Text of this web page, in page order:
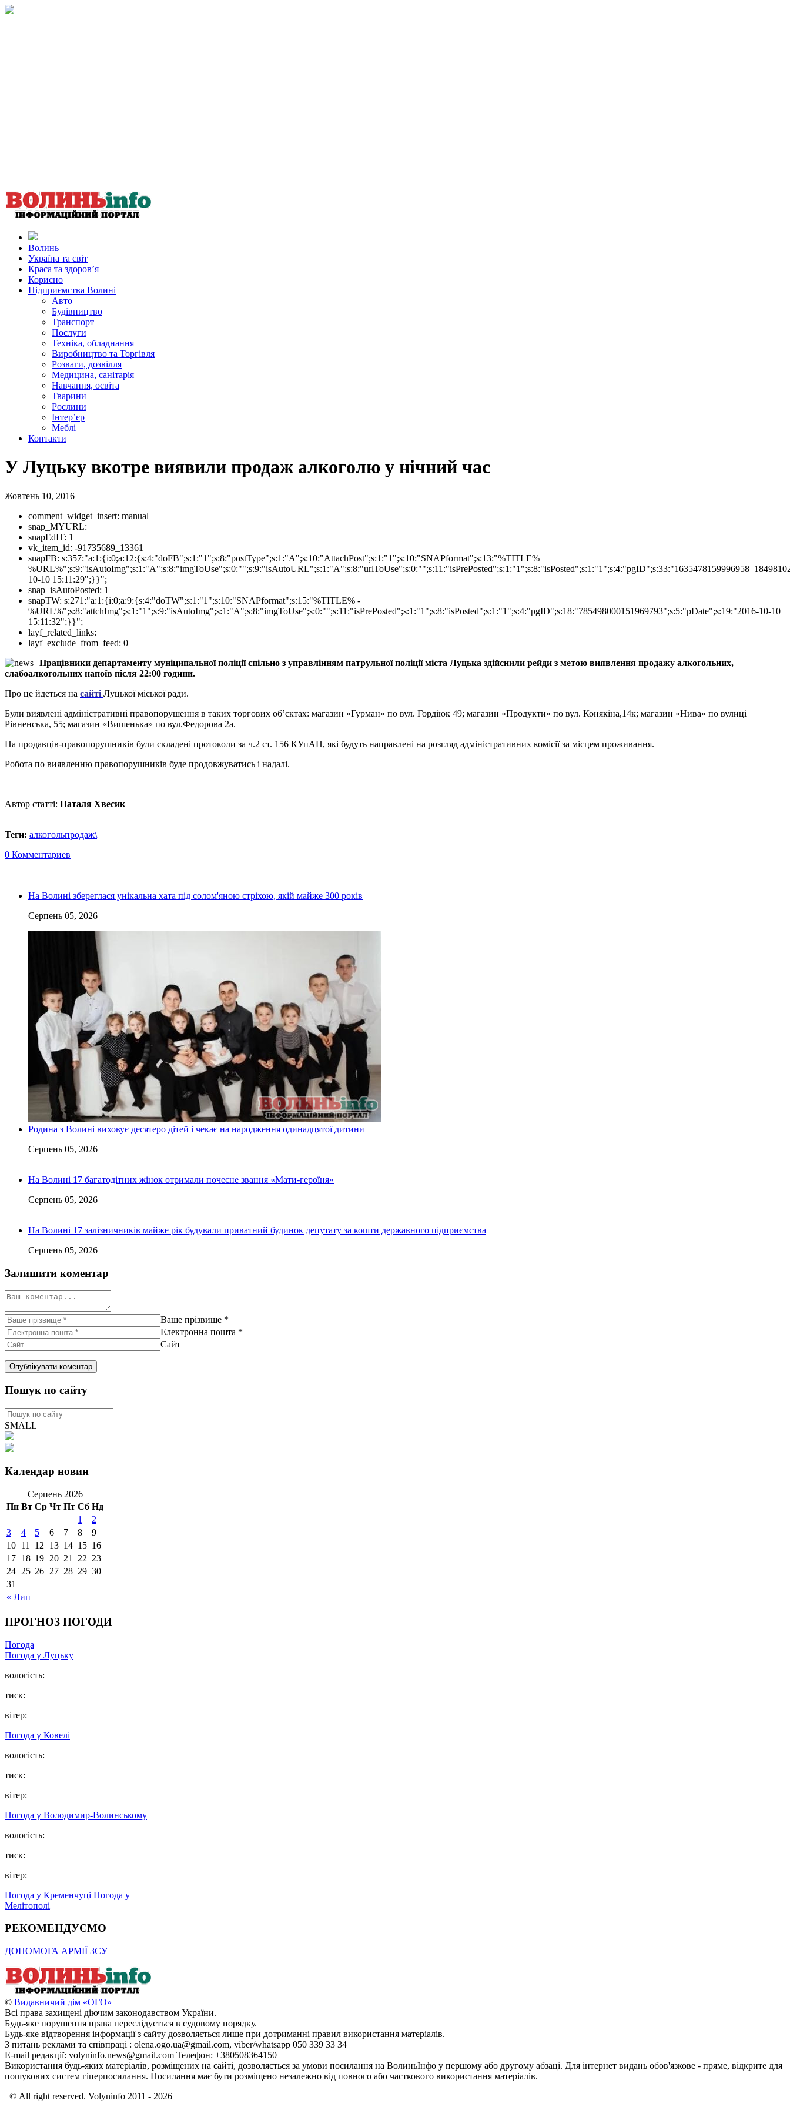
Волинь
Україна та світ
Краса та здоров’я
Корисно
Підприємства Волині
Авто
Будівництво
Транспорт
Послуги
Техніка, обладнання
Виробництво та Торгівля
Розваги, дозвілля
Медицина, санітарія
Навчання, освіта
Тварини
Рослини
Інтер’єр
Меблі
Контакти
У Луцьку вкотре виявили продаж алкоголю у нічний час
Жовтень 10, 2016
comment_widget_insert: manual
snap_MYURL:
snapEdIT: 1
vk_item_id: -91735689_13361
snapFB: s:357:"a:1:{i:0;a:12:{s:4:"doFB";s:1:"1";s:8:"postType";s:1:"A";s:10:"AttachPost";s:1:"1";s:10:"SNAPformat";s:13:"%TITLE%
10-10 15:11:29";}}";
snap_isAutoPosted: 1
snapTW: s:271:"a:1:{i:0;a:9:{s:4:"doTW";s:1:"1";s:10:"SNAPformat";s:15:"%TITLE% -
%URL%";s:8:"attchImg";s:1:"1";s:9:"isAutoImg";s:1:"A";s:8:"imgToUse";s:0:"";s:11:"isPrePosted";s:1:"1";s:8:"isPosted";s:1:"1";s:4:"pgID";s:18:"785498000151969793";s:5:"pDate";s:19:"2016-10-10
15:11:32";}}";
layf_related_links:
layf_exclude_from_feed: 0
Працівники департаменту муніципальної поліції спільно з управлінням патрульної поліції міста Луцька здійснили рейди з метою виявлення продажу алкогольних,
слабоалкогольних напоїв після 22:00 години.
Про це йдеться на сайті Луцької міської ради.
Були виявлені адміністративні правопорушення в таких торгових об’єктах: магазин «Гурман» по вул. Гордіюк 49; магазин «Продукти» по вул. Конякіна,14к; магазин «Нива» по вулиці
Рівненська, 55; магазин «Вишенька» по вул.Федорова 2а.
На продавців-правопорушників були складені протоколи за ч.2 ст. 156 КУпАП, які будуть направлені на розгляд адміністративних комісії за місцем проживання.
Робота по виявленню правопорушників буде продовжуватись і надалі.
Автор статті: Наталя Хвесик
Теги: алкогольпродаж\
0 Комментариев
На Волині збереглася унікальна хата під солом'яною стріхою, якій майже 300 років
Серпень 05, 2026
Родина з Волині виховує десятеро дітей і чекає на народження одинадцятої дитини
Серпень 05, 2026
На Волині 17 багатодітних жінок отримали почесне звання «Мати-героїня»
Серпень 05, 2026
На Волині 17 залізничників майже рік будували приватний будинок депутату за кошти державного підприємства
Серпень 05, 2026
Залишити коментар
Ваше прізвище *
Електронна пошта *
Сайт
Пошук по сайту
SMALL
Календар новин
Серпень 2026
Пн Вт Ср Чт Пт Сб Нд
« Лип
1
2
3
4 5 6 7 8
9
10 11 12 13 14 15 16
17 18 19 20 21 22 23
24 25 26 27 28 29 30
31
ПРОГНОЗ ПОГОДИ
Погода
Погода у Луцьку
вологість:
тиск:
вітер:
Погода у Ковелі
вологість:
тиск:
вітер:
Погода у Володимир-Волинському
вологість:
тиск:
вітер:
Погода у Кременчуці Погода у
Мелітополі
РЕКОМЕНДУЄМО
ДОПОМОГА АРМІЇ ЗСУ
© Видавничий дім «ОГО»
Всі права захищені діючим законодавством України.
Будь-яке порушення права переслідується в судовому порядку.
Будь-яке відтворення інформації з сайту дозволяється лише при дотриманні правил використання матеріалів.
З питань реклами та співпраці : olena.ogo.ua@gmail.com, viber/whatsapp 050 339 33 34
E-mail редакції: volyninfo.news@gmail.com Телефон: +380508364150
Використання будь-яких матеріалів, розміщених на сайті, дозволяється за умови посилання на ВолиньІнфо у першому або другому абзаці. Для інтернет видань обов'язкове - пряме, відкрите для
пошукових систем гіперпосилання. Посилання має бути розміщено незалежно від повного або часткового використання матеріалів.
© All right reserved. Volyninfo 2011 - 2026